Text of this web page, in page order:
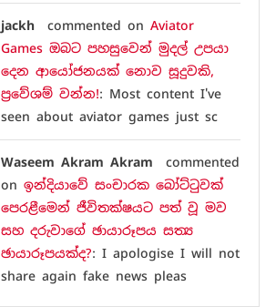
jackh commented onAviator
Games ඔබට පහසුවෙන් මුදල් උපයා
දෙන ආයෝජනයක් නොව සූදුවකි,
ප්‍රවේශම් වන්න!: Most content I've
seen about aviator games just sc
Waseem Akram Akram commented
onඉන්දියාවේ සංචාරක බෝට්ටුවක්
පෙරළීමෙන් ජීවිතක්ෂයට පත් වූ මව
සහ දරුවාගේ ඡායාරූපය සත්‍ය
ඡායාරූපයක්ද?: I apologise I will not
share again fake news pleas